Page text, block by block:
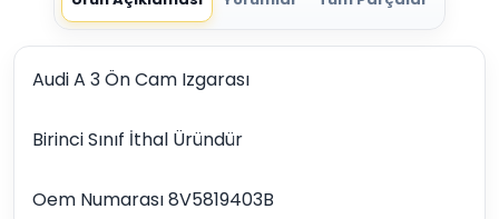
Audi A 3 Ön Cam Izgarası
Birinci Sınıf İthal Üründür
Oem Numarası 8V5819403B